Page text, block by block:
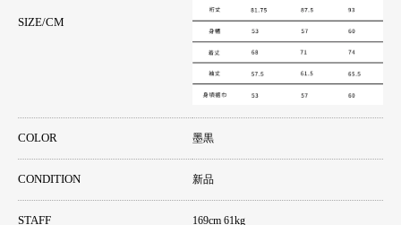
SIZE/CM
COLOR 墨黒
CONDITION 新品
STAFF 169cm 61kg